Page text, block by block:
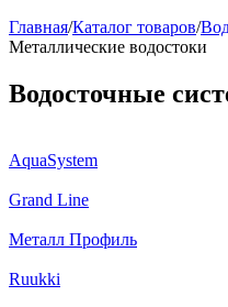
Главная/Каталог товаров/
Металлические водостоки
Водосточные
AquaSystem
Grand Line
Металл Профиль
Ruukki